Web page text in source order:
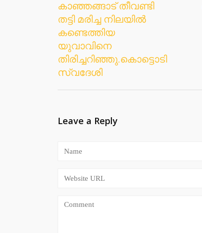
Post
navigation
കാഞ്ഞങ്ങാട് തീവണ്ടി
തട്ടി മരിച്ച നിലയില്‍
കണ്ടെത്തിയ
യുവാവിനെ
തിരിച്ചറിഞ്ഞു.കൊട്ടൊടി
സ്വദേശി
Leave a Reply